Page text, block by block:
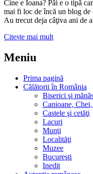
Cine e Ioana? Păi e o tipă
mai fi loc de încă un blog
Au trecut deja câţiva ani de
Citește mai mult
Meniu
Prima pagină
Călătorii în România
Biserici şi
Canioane, Chei,
Castele şi cetăţi
Lacuri
Munţi
Localităţi
Muzee
Bucureşti
Inedit